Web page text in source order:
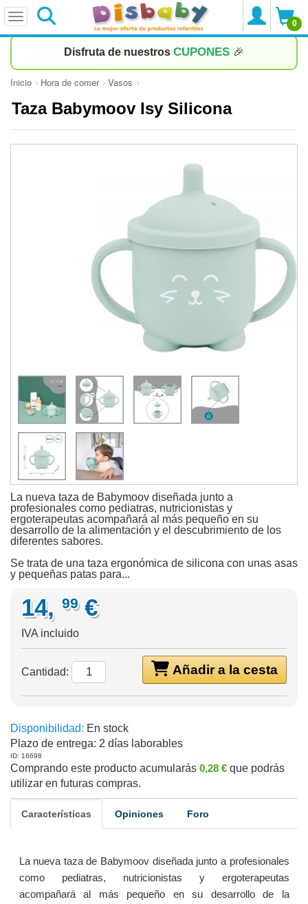
0
Disfruta de nuestros CUPONES 🎉
Inicio Hora de comer Vasos
Taza Babymoov Isy Silicona
La nueva taza de Babymoov diseñada junto a
profesionales como pediatras, nutricionistas y
ergoterapeutas acompañará al más pequeño en su
desarrollo de la alimentación y el descubrimiento de los
diferentes sabores.
Se trata de una taza ergonómica de silicona con unas asas
y pequeñas patas para...
14, 99 €
IVA incluido
Añadir a la cesta
Cantidad:
Disponibilidad: En stock
Plazo de entrega: 2 días laborables
ID: 16698
Comprando este producto acumularás 0,28 € que podrás
utilizar en futuras compras.
Características Opiniones Foro
La nueva taza de Babymoov diseñada junto a profesionales
como pediatras, nutricionistas y ergoterapeutas
acompañará al más pequeño en su desarrollo de la